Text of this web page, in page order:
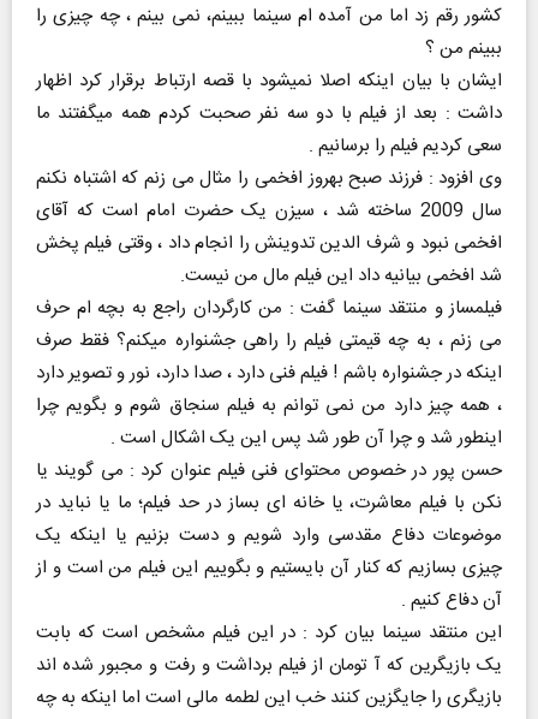
کشور رقم زد اما من آمده ام سینما ببینم، نمی بینم ، چه چیزی را
ببینم من ؟
ایشان با بیان اینکه اصلا نمیشود با قصه ارتباط برقرار کرد اظهار
داشت : بعد از فیلم با دو سه نفر صحبت کردم همه میگفتند ما
سعی کردیم فیلم را برسانیم .
وی افزود : فرزند صبح بهروز افخمی را مثال می زنم که اشتباه نکنم
سال 2009 ساخته شد ، سیزن یک حضرت امام است که آقای
افخمی نبود و شرف الدین تدوینش را انجام داد ، وقتی فیلم پخش
شد افخمی بیانیه داد این فیلم مال من نیست.
فیلمساز و منتقد سینما گفت : من کارگردان راجع به بچه ام حرف
می زنم ، به چه قیمتی فیلم را راهی جشنواره میکنم؟ فقط صرف
اینکه در جشنواره باشم ! فیلم فنی دارد ، صدا دارد، نور و تصویر دارد
، همه چیز دارد من نمی توانم به فیلم سنجاق شوم و بگویم چرا
اینطور شد و چرا آن طور شد پس این یک اشکال است .
حسن پور در خصوص محتوای فنی فیلم عنوان کرد : می گویند یا
نکن با فیلم معاشرت، یا خانه ای بساز در حد فیلم؛ ما یا نباید در
موضوعات دفاع مقدسی وارد شویم و دست بزنیم یا اینکه یک
چیزی بسازیم که کنار آن بایستیم و بگوییم این فیلم من است و از
آن دفاع کنیم .
این منتقد سینما بیان کرد : در این فیلم مشخص است که بابت
یک بازیگرین که آ تومان از فیلم برداشت و رفت و مجبور شده اند
بازیگری را جایگزین کنند خب این لطمه مالی است اما اینکه به چه